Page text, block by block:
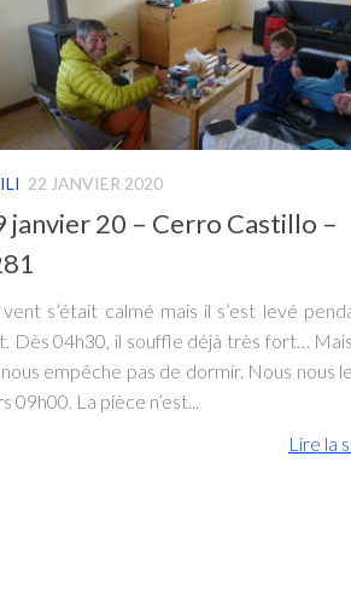
22 JANVIER 2020
janvier 20 – Cerro Castillo –
s’était calmé mais il s’est levé
Dès 04h30, il souffle déjà très fort…
empêche pas de dormir. Nous nous
09h00. La pièce n’est...
Lire la